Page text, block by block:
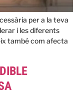
per a la teva
i les diferents
també com afecta